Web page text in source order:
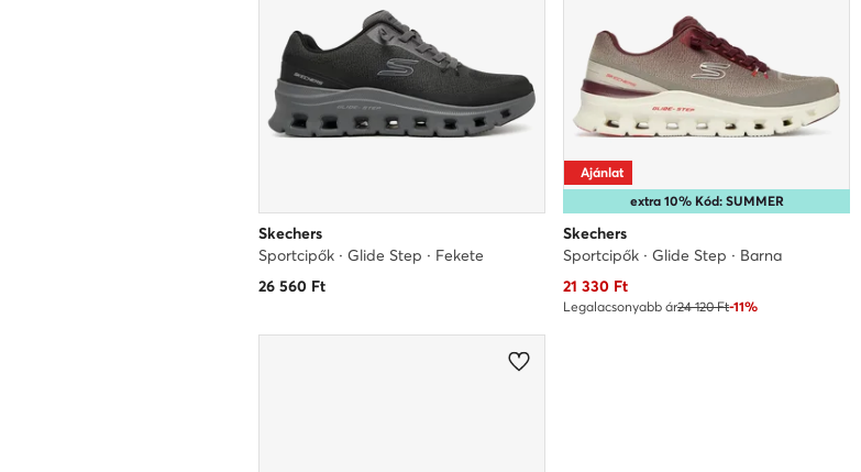
Skechers
Sportcipők · Glide Step · Fekete
26 560Ft
extra 10% Kód: SUMMER
Ajánlat
Skechers
Sportcipők · Glide Step · Barna
Aktuális ár
21 330Ft
Legalacsonyabb ár24 120 Ft-11%